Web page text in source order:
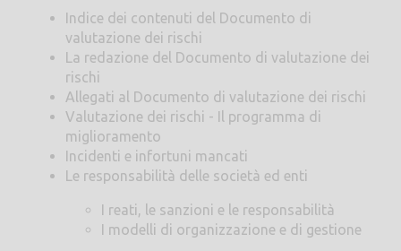
Indice dei contenuti del Documento di
valutazione dei rischi
La redazione del Documento di valutazione dei
rischi
Allegati al Documento di valutazione dei rischi
Valutazione dei rischi - Il programma di
miglioramento
Incidenti e infortuni mancati
Le responsabilità delle società ed enti
I reati, le sanzioni e le responsabilità
I modelli di organizzazione e di gestione